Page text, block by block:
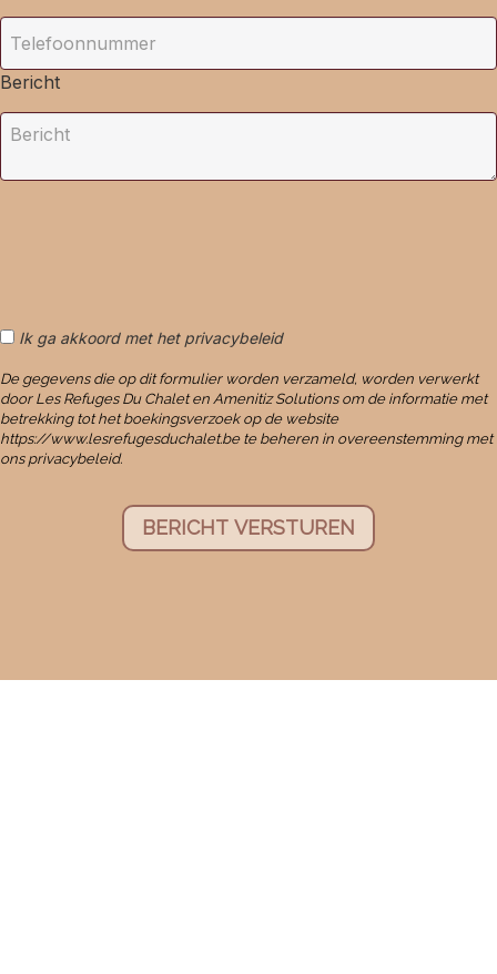
Bericht
Ik ga akkoord met het privacybeleid
De gegevens die op dit formulier worden verzameld, worden verwerkt
door Les Refuges Du Chalet en Amenitiz Solutions om de informatie met
betrekking tot het boekingsverzoek op de website
https://www.lesrefugesduchalet.be te beheren in overeenstemming met
ons privacybeleid.